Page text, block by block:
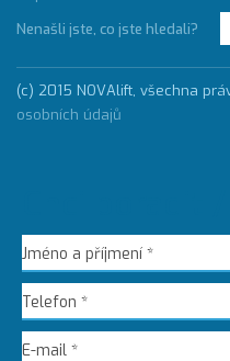
Nenašli jste, co jste hledali?
(c) 2015 NOVAlift, všechna
osobních údajů